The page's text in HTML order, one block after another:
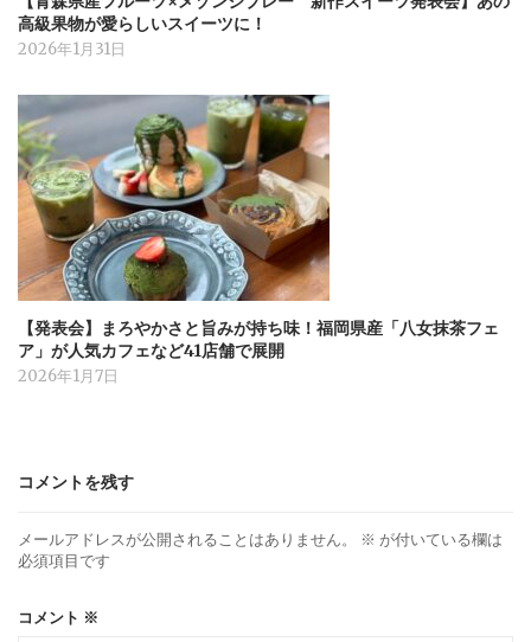
高級果物が愛らしいスイーツに！
2026年1月31日
【発表会】まろやかさと旨みが持ち味！福岡県産「八女抹茶フェ
ア」が人気カフェなど41店舗で展開
2026年1月7日
コメントを残す
メールアドレスが公開されることはありません。 ※ が付いている欄は
必須項目です
コメント ※